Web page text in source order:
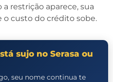
restrição aparece, sua
o custo do crédito sobe.
sujo no Serasa ou
seu nome continua te